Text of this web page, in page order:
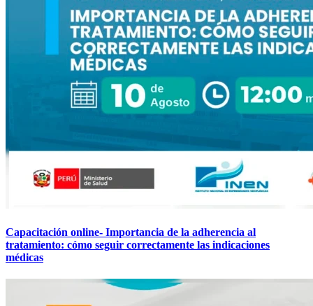
Capacitación online- Importancia de la adherencia al
tratamiento: cómo seguir correctamente las indicaciones
médicas